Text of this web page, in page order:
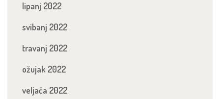
lipanj 2022
svibanj 2022
travanj 2022
ožujak 2022
veljača 2022